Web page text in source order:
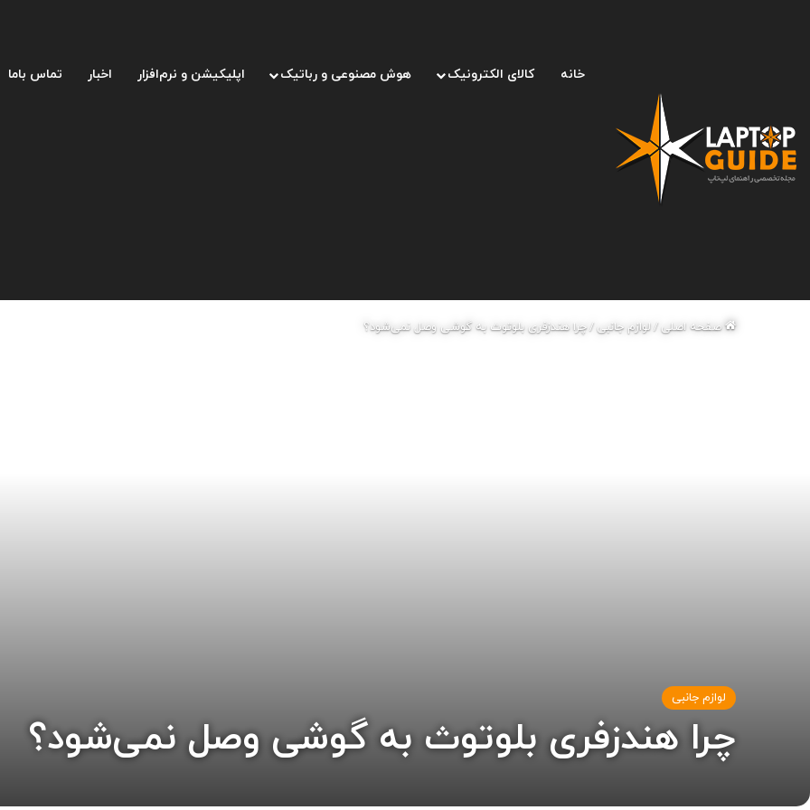
خانه کالای الکترونیک هوش مصنوعی و رباتیک اپلیکیشن و نرم‌افزار اخبار تماس باما
صفحه اصلی/لوازم جانبی/چرا هندزفری بلوتوث به گوشی وصل نمی‌شود؟
لوازم جانبی
چرا هندزفری بلوتوث به گوشی وصل نمی‌شود؟